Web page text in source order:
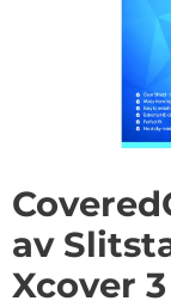
av
Xcover 3